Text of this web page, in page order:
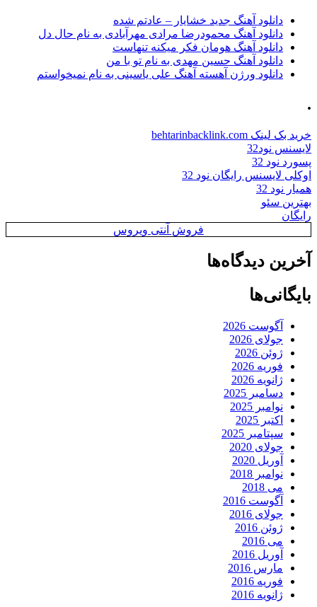
دانلود آهنگ جدید خشایار – عادتم شده
دانلود آهنگ محمودرضا مرادی مهرآبادی به نام حال دل
دانلود آهنگ هومان فکر میکنه تنهاست
دانلود آهنگ حسین مهدی به نام تو با من
دانلود ورژن آهسته آهنگ علی یاسینی به نام نمیخواستم
.
خرید بک لینک behtarinbacklink.com
لایسنس نود32
پسورد نود 32
اوکلی لایسنس رایگان نود 32
همیار نود 32
بهترین سئو
رایگان
فروش آنتی ویروس
آخرین دیدگاه‌ها
بایگانی‌ها
آگوست 2026
جولای 2026
ژوئن 2026
فوریه 2026
ژانویه 2026
دسامبر 2025
نوامبر 2025
اکتبر 2025
سپتامبر 2025
جولای 2020
آوریل 2020
نوامبر 2018
می 2018
آگوست 2016
جولای 2016
ژوئن 2016
می 2016
آوریل 2016
مارس 2016
فوریه 2016
ژانویه 2016